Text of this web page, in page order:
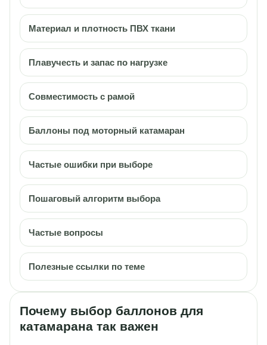
Материал и плотность ПВХ ткани
Плавучесть и запас по нагрузке
Совместимость с рамой
Баллоны под моторный катамаран
Частые ошибки при выборе
Пошаговый алгоритм выбора
Частые вопросы
Полезные ссылки по теме
Почему выбор баллонов для
катамарана так важен